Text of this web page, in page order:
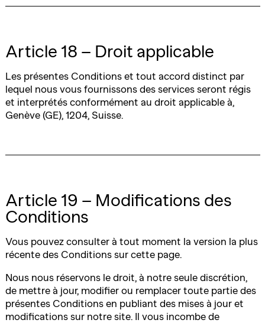
Article 18 – Droit applicable
Les présentes Conditions et tout accord distinct par
lequel nous vous fournissons des services seront régis
et interprétés conformément au droit applicable à,
Genève (GE), 1204, Suisse.
Article 19 – Modifications des
Conditions
Vous pouvez consulter à tout moment la version la plus
récente des Conditions sur cette page.
Nous nous réservons le droit, à notre seule discrétion,
de mettre à jour, modifier ou remplacer toute partie des
présentes Conditions en publiant des mises à jour et
modifications sur notre site. Il vous incombe de